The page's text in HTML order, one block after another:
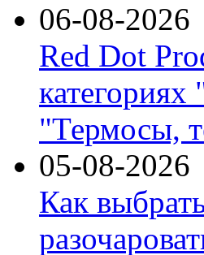
06-08-2026
Red Dot
"Термосы,
05-08-2026
Как